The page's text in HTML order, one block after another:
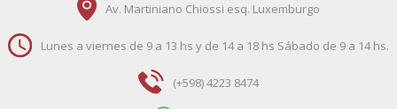
Av. Martiniano Chiossi esq. Luxemburgo
Lunes a viernes de 9 a 13 hs y de 14 a 18 hs Sábado de 9 a 14 hs.
(+598) 4223 8474